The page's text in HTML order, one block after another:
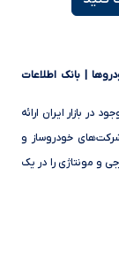
| بانک اطلاعات
در بازار ایران ارائه
خودروساز و
و مونتاژی را در یک